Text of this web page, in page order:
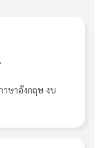
ษาอังกฤษ งบ